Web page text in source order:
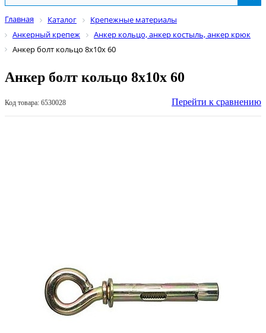
Главная Каталог
Крепежные материалы
Анкерный крепеж
Анкер кольцо, анкер костыль, анкер крюк
Анкер болт кольцо 8х10х 60
Анкер болт кольцо 8х10х 60
Код товара: 6530028 Перейти к сравнению